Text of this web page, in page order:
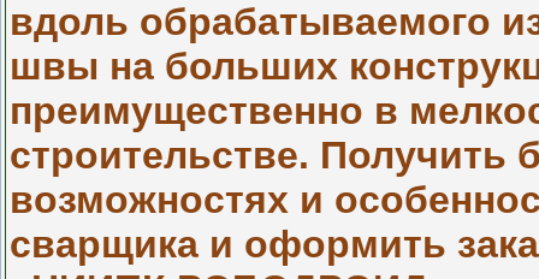
вдоль обрабатываемого
швы на больших
преимущественно в
строительстве.
возможностях и
сварщика и оформить